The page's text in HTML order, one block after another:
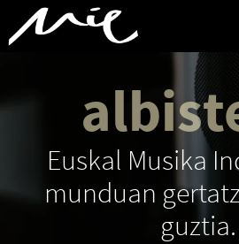
Euskal Musika
munduan
guztia.